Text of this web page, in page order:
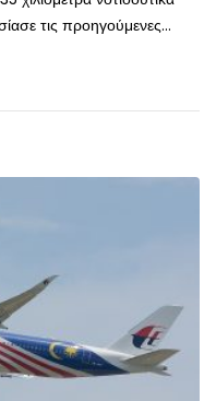
τις προηγούμενες...